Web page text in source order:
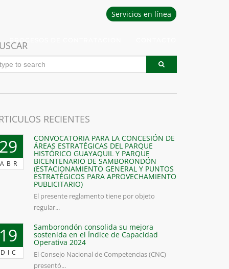
Servicios en línea
RECIENTES
29
ABR
CONVOCATORIA PARA LA CONCESIÓN DE
ÁREAS ESTRATÉGICAS DEL PARQUE
HISTÓRICO GUAYAQUIL Y PARQUE
BICENTENARIO DE SAMBORONDÓN
(ESTACIONAMIENTO GENERAL Y PUNTOS
ESTRATÉGICOS PARA APROVECHAMIENTO
PUBLICITARIO)
El presente reglamento tiene por objeto
regular...
19
DIC
Samborondón consolida su mejora
sostenida en el Índice de Capacidad
Operativa 2024
El Consejo Nacional de Competencias (CNC)
presentó...